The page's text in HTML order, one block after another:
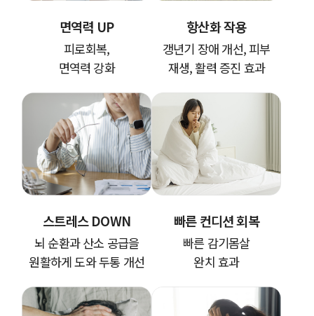
면역력 UP
피로회복,
면역력 강화
항산화 작용
갱년기 장애 개선, 피부
재생, 활력 증진 효과
스트레스 DOWN
뇌 순환과 산소 공급을
원활하게 도와 두통 개선
빠른 컨디션 회복
빠른 감기몸살
완치 효과